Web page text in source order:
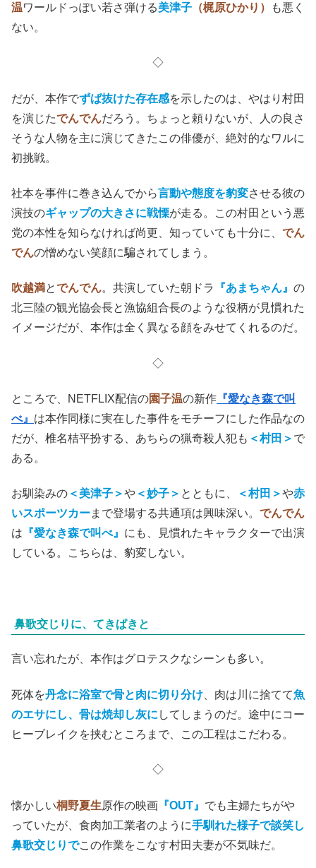
温ワールドっぽい若さ弾ける美津子 （梶原ひかり）
も悪く
ない。
◇
だが、本作でずば抜けた存在感を示したのは、やはり村田
を演じたでんでんだろう。ちょっと頼りないが、人の良さ
そうな人物を主に演じてきたこの俳優が、絶対的なワルに
初挑戦。
社本を事件に巻き込んでから言動や態度を豹変させる彼の
演技のギャップの大きさに戦慄が走る。この村田という悪
党の本性を知らなければ尚更、知っていても十分に、 でん
でんの憎めない笑顔に騙されてしまう。
吹越満とでんでん。共演していた朝ドラ 『あまちゃん』 の
北三陸の観光協会長と漁協組合長のような役柄が見慣れた
イメージだが、本作は全く異なる顔をみせてくれるのだ。
◇
ところで、NETFLIX配信の園子温の新作 『愛なき森で叫
べ』 は本作同様に実在した事件をモチーフにした作品なの
だが、椎名桔平扮する、あちらの猟奇殺人犯も ＜村田＞ で
ある。
お馴染みの ＜美津子＞や ＜妙子＞ とともに、 ＜村田＞や赤
いスポーツカーまで登場する共通項は興味深い。 でんでん
は 『愛なき森で叫べ』 にも、見慣れたキャラクターで出演
している。こちらは、豹変しない。
鼻歌交じりに、てきぱきと
言い忘れたが、本作はグロテスクなシーンも多い。
死体を丹念に浴室で骨と肉に切り分け 、肉は川に捨てて魚
のエサにし、骨は焼却し灰に してしまうのだ。途中にコー
ヒーブレイクを挟むところまで、この工程はこだわる。
◇
懐かしい桐野夏生原作の映画 『OUT』 でも主婦たちがや
っていたが、食肉加工業者のように手馴れた様子で談笑し
鼻歌交じりでこの作業をこなす村田夫妻が不気味だ。